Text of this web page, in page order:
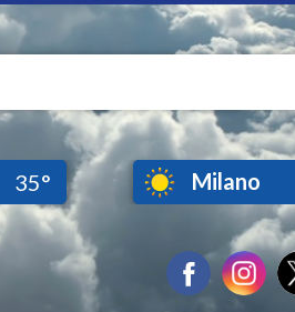
35° Milano